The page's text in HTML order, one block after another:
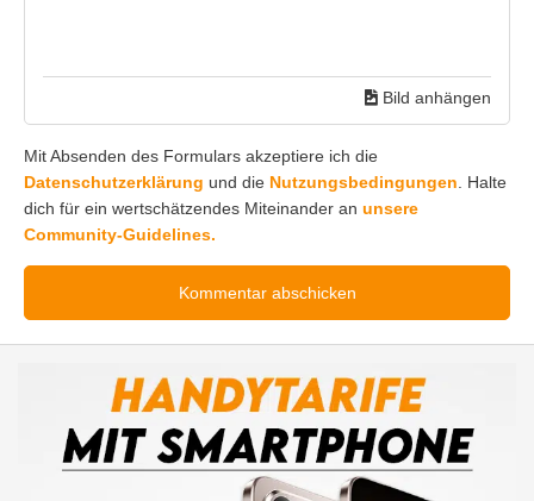
Bild anhängen
Mit Absenden des Formulars akzeptiere ich die
Datenschutzerklärung und die Nutzungsbedingungen . Halte
dich für ein wertschätzendes Miteinander an unsere
Community-Guidelines.